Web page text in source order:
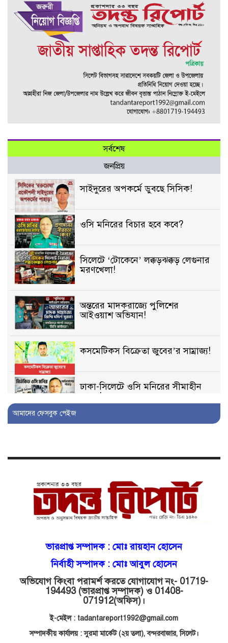
সর্বশেষ
জনপ্রিয়
সাইদুরের অপকর্মে ডুবছে সিসিক!
ওসি মনিরের বিচার হবে কবে?
সিলেটে ‘টোকেনে’ লক্কড়ঝক্কড় লেগুনার
মরণখেলা!
অন্তরের মাদকরাজ্যে পুলিশের
আইওয়াশ অভিযান!
কসমেটিকস বিক্রেতা জুবের’র সাম্রাজ্য!
ঢাকা-সিলেটে ওসি মনিরের সীমাহীন
তাণ্ডব!
বজায় রাখতে মরিয়া ‘পিচ্চি’ আমিনুর!
কিশোরীকে যৌনপীড়নের পর
চাঞ্চল্য!
মোগলাবাজার থানা কার কবলে?
গোয়াইনঘাটে বিজিবির নাম ভাঙিয়ে
দুলালের রাজত্ব!
আমাদের ফেসবুক পেইজ
ভারপ্রাপ্ত সম্পাদক : মোঃ রায়হান হোসেন
নির্বাহী সম্পাদক : মোঃ আবুল হোসেন
অভিযোগ কিংবা পরামর্শ করতে যোগাযোগ নং- 01719-
194493 (ভারপ্রাপ্ত সম্পাদক) ও 01408-
071912(অফিস)।
ই-মেইল : tadantareport1992@gmail.com
সম্পাদকীয় কার্যালয় : সুরমা মার্কেট (২য় তলা),বন্দরবাজার, সিলেট।